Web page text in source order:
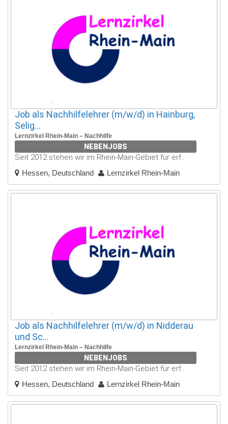
Job als Nachhilfelehrer (m/w/d) in Hainburg,
Selig...
Lernzirkel Rhein-Main – Nachhilfe
NEBENJOBS
Seit 2012 stehen wir im Rhein-Main-Gebiet für erf..
Hessen, Deutschland Lernzirkel Rhein-Main
Job als Nachhilfelehrer (m/w/d) in Nidderau
und Sc...
Lernzirkel Rhein-Main – Nachhilfe
NEBENJOBS
Seit 2012 stehen wir im Rhein-Main-Gebiet für erf..
Hessen, Deutschland Lernzirkel Rhein-Main